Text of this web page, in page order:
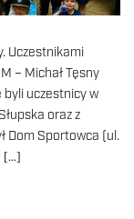
Uczestnikami
– Michał Tęsny
byli uczestnicy w
oraz z
Dom Sportowca (ul.
[…]